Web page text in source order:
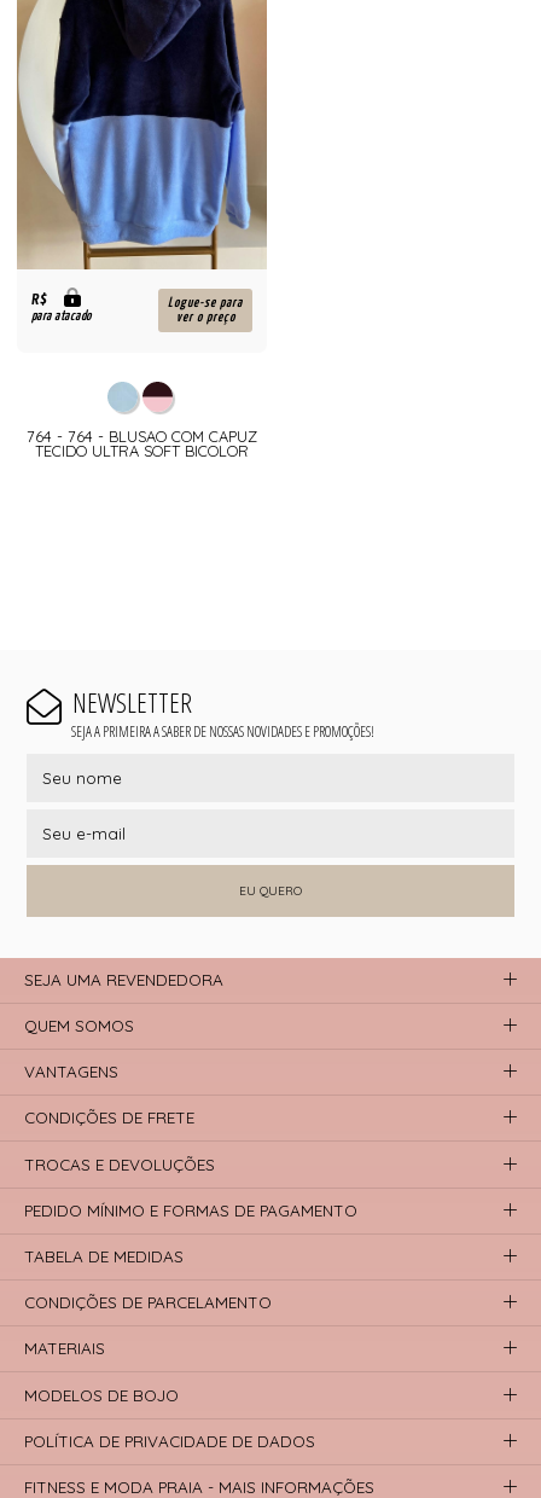
R$
para atacado
Logue-se para
ver o preço
764 - 764 - BLUSAO COM CAPUZ
TECIDO ULTRA SOFT BICOLOR
NEWSLETTER
SEJA A PRIMEIRA A SABER DE NOSSAS NOVIDADES E PROMOÇÕES!
EU QUERO
SEJA UMA REVENDEDORA
QUEM SOMOS
VANTAGENS
CONDIÇÕES DE FRETE
TROCAS E DEVOLUÇÕES
PEDIDO MÍNIMO E FORMAS DE PAGAMENTO
TABELA DE MEDIDAS
CONDIÇÕES DE PARCELAMENTO
MATERIAIS
MODELOS DE BOJO
POLÍTICA DE PRIVACIDADE DE DADOS
FITNESS E MODA PRAIA - MAIS INFORMAÇÕES